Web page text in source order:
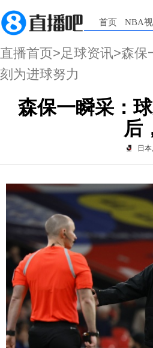
首页 NBA
直播首页>足球资讯>森保
刻为进球努力
森保一瞬采：
后
日